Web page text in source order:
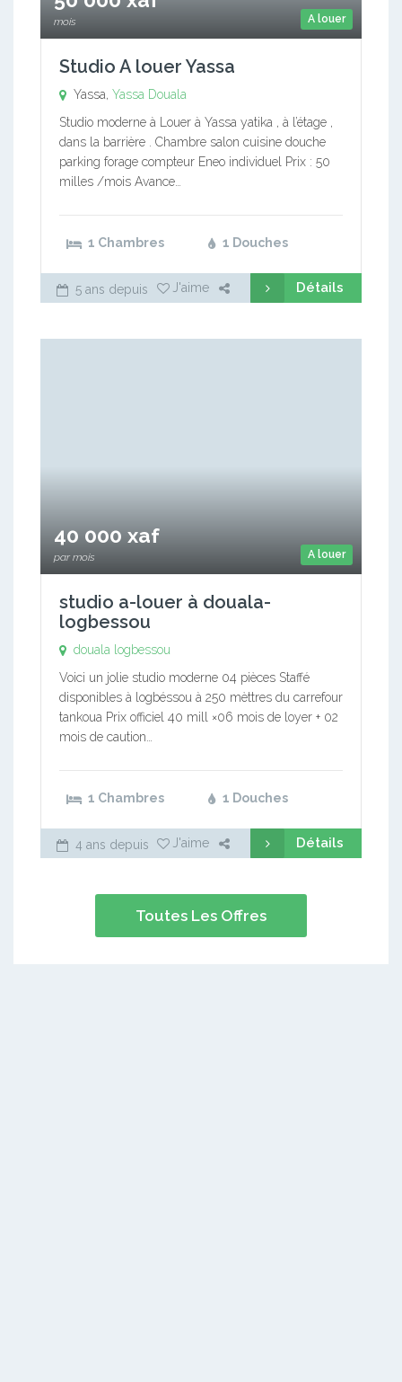
A louer
mois
Studio A louer Yassa
Yassa, Yassa Douala
Studio moderne à Louer à Yassa yatika , à l’étage ,
dans la barrière . Chambre salon cuisine douche
parking forage compteur Eneo individuel Prix : 50
milles /mois Avance…
1 Chambres 1 Douches
5 ans depuis J'aime Détails
A louer
40 000 xaf
par mois
studio a-louer à douala-
logbessou
douala logbessou
Voici un jolie studio moderne 04 pièces Staffé
disponibles à logbéssou à 250 mèttres du carrefour
tankoua Prix officiel 40 mill ×06 mois de loyer + 02
mois de caution…
1 Chambres 1 Douches
4 ans depuis J'aime Détails
Toutes Les Offres